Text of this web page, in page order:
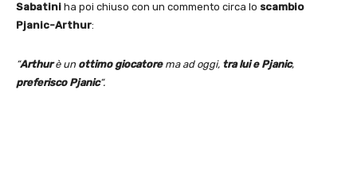
Sabatini ha poi chiuso con un commento circa lo scambio
Pjanic-Arthur:
“Arthurè un ottimo giocatorema ad oggi, tra lui e Pjanic,
preferisco Pjanic“.